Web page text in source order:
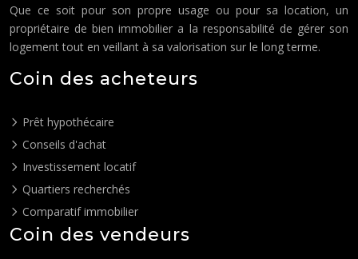
Que ce soit pour son propre usage ou pour sa location, un
propriétaire de bien immobilier a la responsabilité de gérer son
logement tout en veillant à sa valorisation sur le long terme.
Coin des acheteurs
Prêt hypothécaire
Conseils d'achat
Investissement locatif
Quartiers recherchés
Comparatif immobilier
Coin des vendeurs